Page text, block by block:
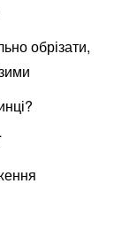
обрізати,